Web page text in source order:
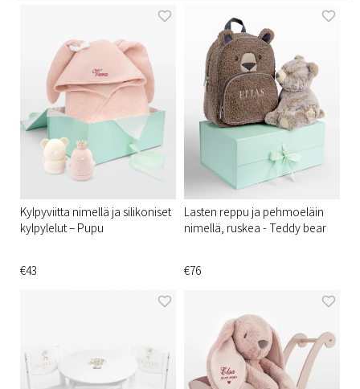
Kylpyviitta nimellä ja silikoniset
kylpylelut – Pupu
€43
Lasten reppu ja pehmoeläin
nimellä, ruskea - Teddy bear
€76